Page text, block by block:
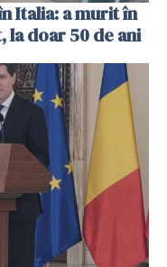
Italia: a murit în
doar 50 de ani